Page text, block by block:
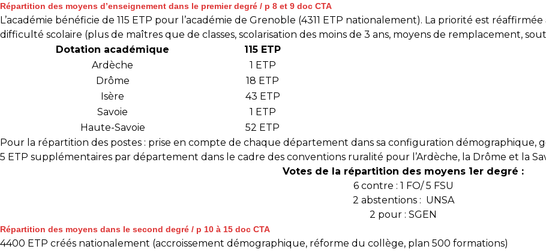
Répartition des moyens d’enseignement dans le premier degré / p 8 et 9 doc CTA
L’académie bénéficie de 115 ETP pour l’académie de Grenoble (4311 ETP nationalement). La priorité est
difficulté scolaire (plus de maîtres que de classes, scolarisation des moins de 3 ans, moyens de remplacement,
Dotation académique
115 ETP
Ardèche
1 ETP
Drôme
18 ETP
Isère
43 ETP
Savoie
1 ETP
Haute-Savoie
52 ETP
Pour la répartition des postes : prise en compte de chaque département dans sa configuration démographique,
5 ETP supplémentaires par département dans le cadre des conventions ruralité pour l’Ardèche, la Drôme et la
Votes de la répartition des moyens 1er degré :
6 contre : 1 FO/ 5 FSU
2 abstentions : UNSA
2 pour : SGEN
Répartition des moyens dans le second degré / p 10 à 15 doc CTA
4400 ETP créés nationalement (accroissement démographique, réforme du collège, plan 500 formations)